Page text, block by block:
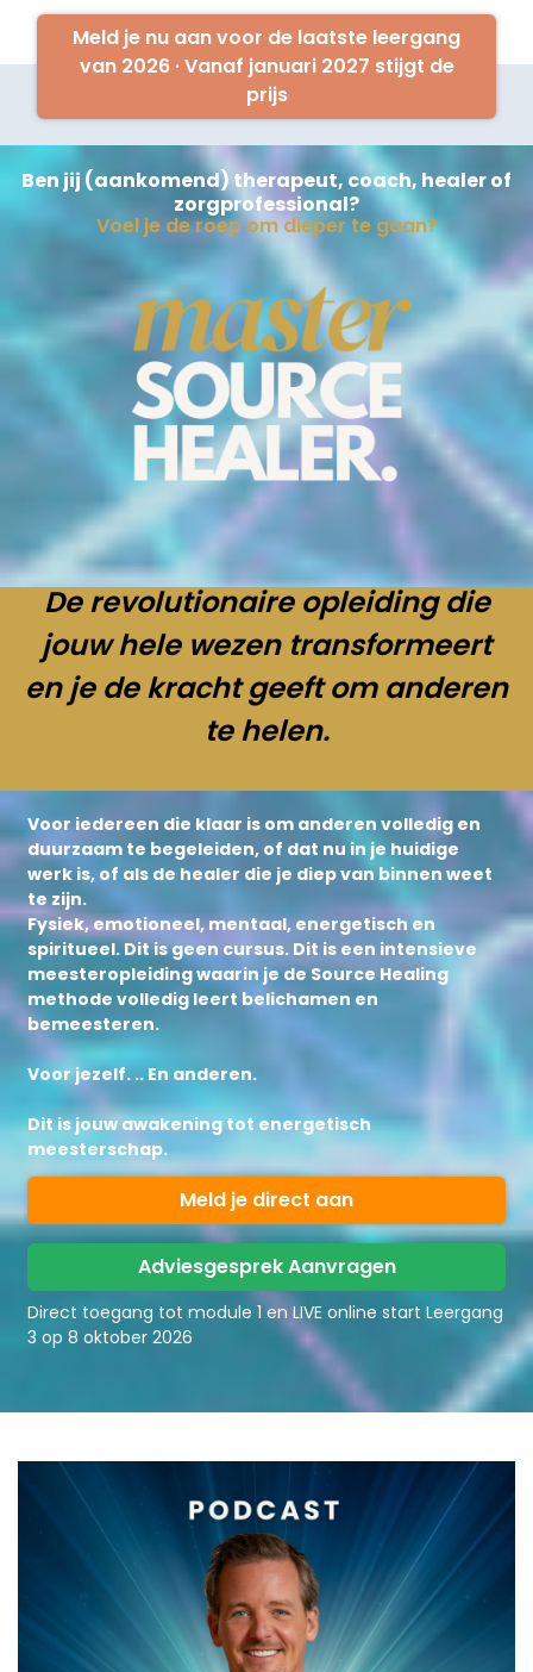
Meld je nu aan voor de laatste leergang
van 2026 · Vanaf januari 2027 stijgt de
prijs
Ben jij (aankomend) therapeut, coach, healer of
zorgprofessional?
Voel je de roep om dieper te gaan?
De revolutionaire opleiding die
jouw hele wezen transformeert
en je de kracht geeft om anderen
te helen.
Voor iedereen die klaar is om anderen volledig en
duurzaam te begeleiden, of dat nu in je huidige
werk is, of als de healer die je diep van binnen weet
te zijn.
Fysiek, emotioneel, mentaal, energetisch en
spiritueel. Dit is geen cursus. Dit is een intensieve
meesteropleiding waarin je de Source Healing
methode volledig leert belichamen en
bemeesteren.
Voor jezelf. .. En anderen.
Dit is jouw awakening tot energetisch
meesterschap.
Meld je direct aan
Adviesgesprek Aanvragen
Direct toegang tot module 1 en LIVE online start Leergang
3 op 8 oktober 2026